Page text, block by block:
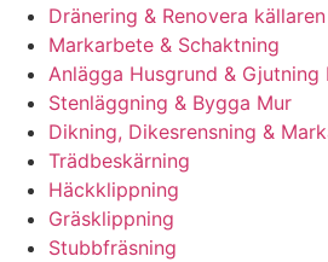
Dränering & Renovera källaren
Markarbete & Schaktning
Anlägga Husgrund &
Stenläggning & Bygga Mur
Dikning, Dikesrensning &
Trädbeskärning
Häckklippning
Gräsklippning
Stubbfräsning